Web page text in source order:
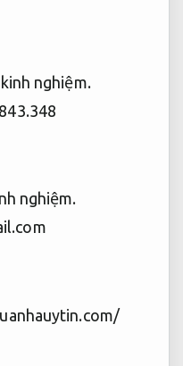
nghiệm.
nghiệm.